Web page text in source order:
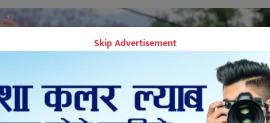
Skip Advertisement